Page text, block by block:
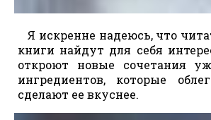
Я искренне надеюсь, что
книги найдут для себя
откроют новые сочетания
ингредиентов, которые
сделают ее вкуснее.